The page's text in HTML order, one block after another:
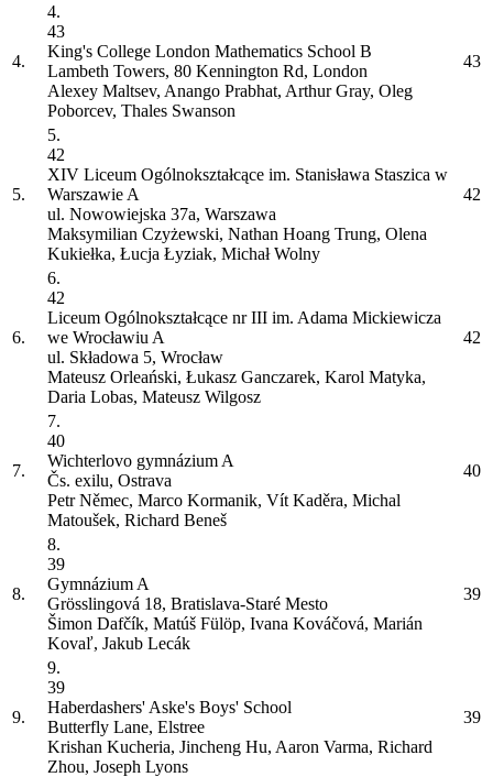
4.
4.
43
King's College London Mathematics School B
Lambeth Towers, 80 Kennington Rd, London
Alexey Maltsev, Anango Prabhat, Arthur Gray, Oleg
Poborcev, Thales Swanson
43
5.
5.
42
XIV Liceum Ogólnokształcące im. Stanisława Staszica w
Warszawie A
ul. Nowowiejska 37a, Warszawa
Maksymilian Czyżewski, Nathan Hoang Trung, Olena
Kukiełka, Łucja Łyziak, Michał Wolny
42
6.
6.
42
Liceum Ogólnokształcące nr III im. Adama Mickiewicza
we Wrocławiu A
ul. Składowa 5, Wrocław
Mateusz Orleański, Łukasz Ganczarek, Karol Matyka,
Daria Lobas, Mateusz Wilgosz
42
7.
7.
40
Wichterlovo gymnázium A
Čs. exilu, Ostrava
Petr Němec, Marco Kormanik, Vít Kaděra, Michal
Matoušek, Richard Beneš
40
8.
8.
39
Gymnázium A
Grösslingová 18, Bratislava-Staré Mesto
Šimon Dafčík, Matúš Fülöp, Ivana Kováčová, Marián
Kovaľ, Jakub Lecák
39
9.
9.
39
Haberdashers' Aske's Boys' School
Butterfly Lane, Elstree
Krishan Kucheria, Jincheng Hu, Aaron Varma, Richard
Zhou, Joseph Lyons
39